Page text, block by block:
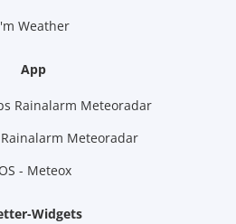
Weather
App
Rainalarm Meteoradar
Meteoradar
- Meteox
Widgets